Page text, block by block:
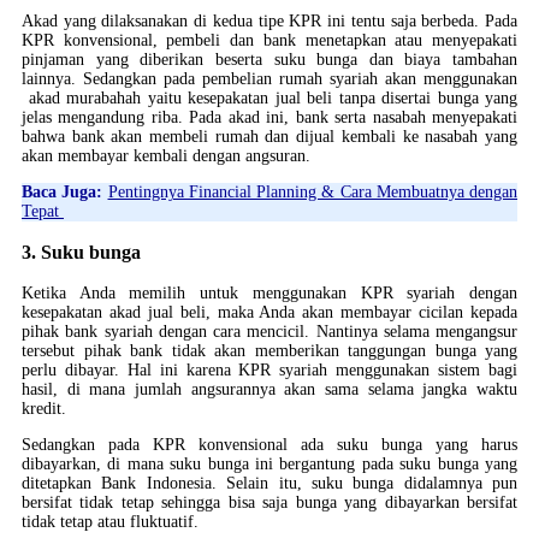
Akad yang dilaksanakan di kedua tipe KPR ini tentu saja berbeda. Pada
KPR konvensional, pembeli dan bank menetapkan atau menyepakati
pinjaman yang diberikan beserta suku bunga dan biaya tambahan
lainnya. Sedangkan pada pembelian rumah syariah akan menggunakan
akad murabahah yaitu kesepakatan jual beli tanpa disertai bunga yang
jelas mengandung riba. Pada akad ini, bank serta nasabah menyepakati
bahwa bank akan membeli rumah dan dijual kembali ke nasabah yang
akan membayar kembali dengan angsuran.
Baca Juga: Pentingnya Financial Planning & Cara Membuatnya dengan
Tepat
3. Suku bunga
Ketika Anda memilih untuk menggunakan KPR syariah dengan
kesepakatan akad jual beli, maka Anda akan membayar cicilan kepada
pihak bank syariah dengan cara mencicil. Nantinya selama mengangsur
tersebut pihak bank tidak akan memberikan tanggungan bunga yang
perlu dibayar. Hal ini karena KPR syariah menggunakan sistem bagi
hasil, di mana jumlah angsurannya akan sama selama jangka waktu
kredit.
Sedangkan pada KPR konvensional ada suku bunga yang harus
dibayarkan, di mana suku bunga ini bergantung pada suku bunga yang
ditetapkan Bank Indonesia. Selain itu, suku bunga didalamnya pun
bersifat tidak tetap sehingga bisa saja bunga yang dibayarkan bersifat
tidak tetap atau fluktuatif.